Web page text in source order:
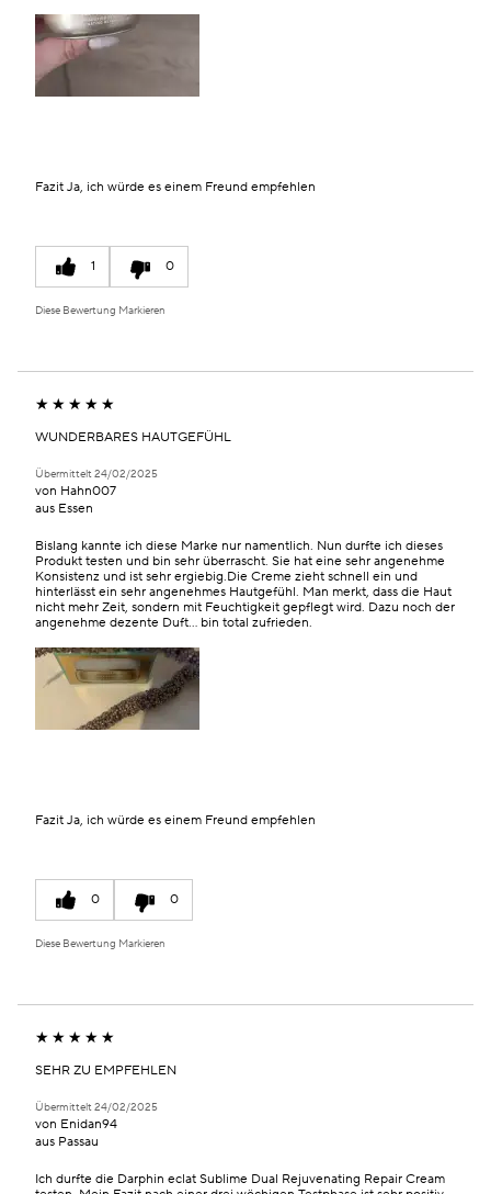
Fazit Ja, ich würde es einem Freund empfehlen
1 0
Diese Bewertung Markieren
WUNDERBARES HAUTGEFÜHL
Übermittelt24/02/2025
von Hahn007
aus Essen
Bislang kannte ich diese Marke nur namentlich. Nun durfte ich dieses
Produkt testen und bin sehr überrascht. Sie hat eine sehr angenehme
Konsistenz und ist sehr ergiebig.Die Creme zieht schnell ein und
hinterlässt ein sehr angenehmes Hautgefühl. Man merkt, dass die Haut
nicht mehr Zeit, sondern mit Feuchtigkeit gepflegt wird. Dazu noch der
angenehme dezente Duft… bin total zufrieden.
Fazit Ja, ich würde es einem Freund empfehlen
0 0
Diese Bewertung Markieren
SEHR ZU EMPFEHLEN
Übermittelt24/02/2025
von Enidan94
aus Passau
Ich durfte die Darphin eclat Sublime Dual Rejuvenating Repair Cream